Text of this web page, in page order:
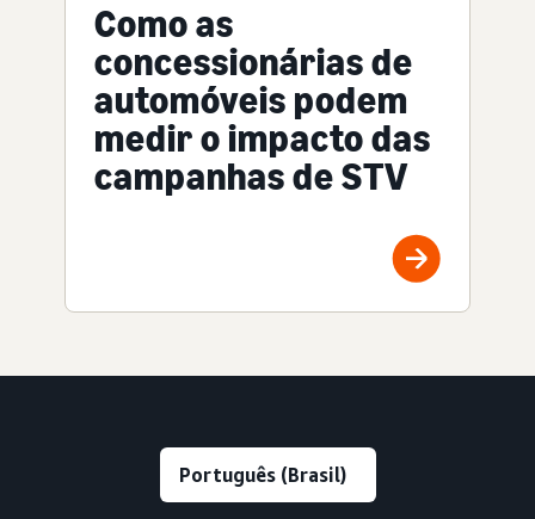
Como as
concessionárias de
automóveis podem
medir o impacto das
campanhas de STV